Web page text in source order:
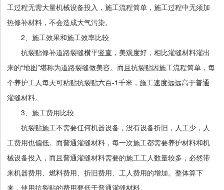
工过程无需大量机械设备投入，施工流程简单，施工过程中无须加
热修补材料，不会造成大气污染。
2、施工效果和施工效率比较
抗裂贴修补道路裂缝横平竖直，美观度好，相比灌缝材料灌出
来的“地图”堪称为道路裂缝做美容。而且抗裂贴因施工流程简单，每
个养护工人每天可粘贴抗裂贴六百-1千米，施工速度远远高于普通
灌缝材料。
3、施工费用比较
抗裂贴施工不需要任何机器设备，没有设备折旧，人工少，人
工费用也偏低。而普通灌缝材料，每一次施工都需要养护材料和机
械设备投入，而且普通灌缝材料需要的施工工人数量较多，必然带
来机器费用、燃料费用、折旧费用、工人费用的增加。整体算下
来，使用抗裂贴的费用要低于普通灌缝材料。